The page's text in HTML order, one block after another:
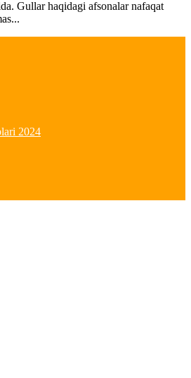
Gullar haqidagi afsonalar nafaqat
2024